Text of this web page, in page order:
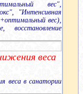
вес",
"Интенсивная
вес),
восстановление
веса
веса в санатории